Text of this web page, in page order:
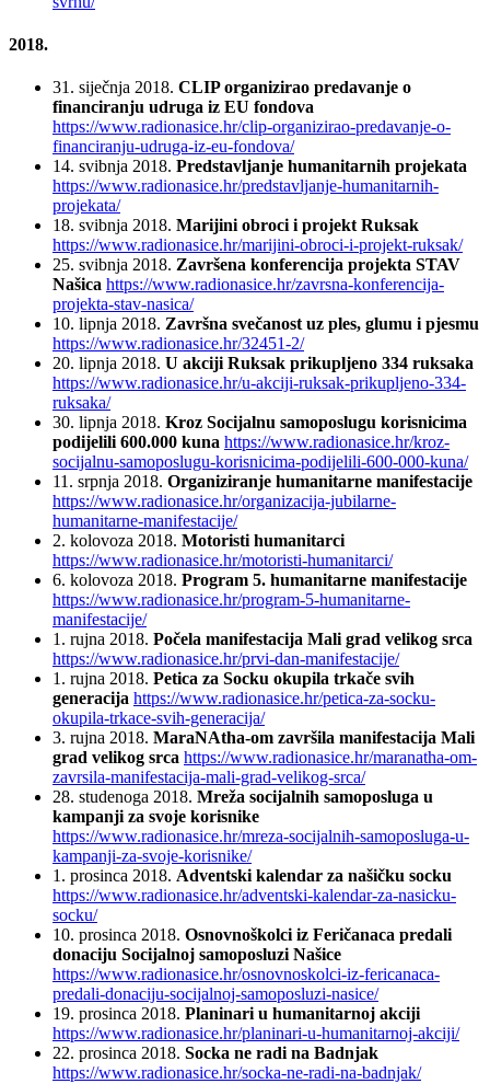
2018.
31. siječnja 2018. CLIP organizirao predavanje o
financiranju udruga iz EU fondova
https://www.radionasice.hr/clip-organizirao-predavanje-o-
financiranju-udruga-iz-eu-fondova/
14. svibnja 2018. Predstavljanje humanitarnih projekata
https://www.radionasice.hr/predstavljanje-humanitarnih-
projekata/
18. svibnja 2018. Marijini obroci i projekt Ruksak
https://www.radionasice.hr/marijini-obroci-i-projekt-ruksak/
25. svibnja 2018. Završena konferencija projekta STAV
Našica https://www.radionasice.hr/zavrsna-konferencija-
projekta-stav-nasica/
10. lipnja 2018. Završna svečanost uz ples, glumu i pjesmu
https://www.radionasice.hr/32451-2/
20. lipnja 2018. U akciji Ruksak prikupljeno 334 ruksaka
https://www.radionasice.hr/u-akciji-ruksak-prikupljeno-334-
ruksaka/
30. lipnja 2018. Kroz Socijalnu samoposlugu korisnicima
podijelili 600.000 kuna https://www.radionasice.hr/kroz-
socijalnu-samoposlugu-korisnicima-podijelili-600-000-kuna/
11. srpnja 2018. Organiziranje humanitarne manifestacije
https://www.radionasice.hr/organizacija-jubilarne-
humanitarne-manifestacije/
2. kolovoza 2018. Motoristi humanitarci
https://www.radionasice.hr/motoristi-humanitarci/
6. kolovoza 2018. Program 5. humanitarne manifestacije
https://www.radionasice.hr/program-5-humanitarne-
manifestacije/
1. rujna 2018. Počela manifestacija Mali grad velikog srca
https://www.radionasice.hr/prvi-dan-manifestacije/
1. rujna 2018. Petica za Socku okupila trkače svih
generacija https://www.radionasice.hr/petica-za-socku-
okupila-trkace-svih-generacija/
3. rujna 2018. MaraNAtha-om završila manifestacija Mali
grad velikog srca https://www.radionasice.hr/maranatha-om-
zavrsila-manifestacija-mali-grad-velikog-srca/
28. studenoga 2018. Mreža socijalnih samoposluga u
kampanji za svoje korisnike
https://www.radionasice.hr/mreza-socijalnih-samoposluga-u-
kampanji-za-svoje-korisnike/
1. prosinca 2018. Adventski kalendar za našičku socku
https://www.radionasice.hr/adventski-kalendar-za-nasicku-
socku/
10. prosinca 2018. Osnovnoškolci iz Feričanaca predali
donaciju Socijalnoj samoposluzi Našice
https://www.radionasice.hr/osnovnoskolci-iz-fericanaca-
predali-donaciju-socijalnoj-samoposluzi-nasice/
19. prosinca 2018. Planinari u humanitarnoj akciji
https://www.radionasice.hr/planinari-u-humanitarnoj-akciji/
22. prosinca 2018. Socka ne radi na Badnjak
https://www.radionasice.hr/socka-ne-radi-na-badnjak/